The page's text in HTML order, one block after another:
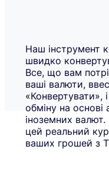
Наш інструмент
швидко
Все, що вам
ваші валюти,
обміну на основі
іноземних
цей реальний
ваших грошей з